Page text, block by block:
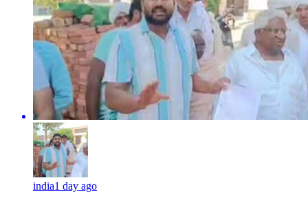
india1 day ago